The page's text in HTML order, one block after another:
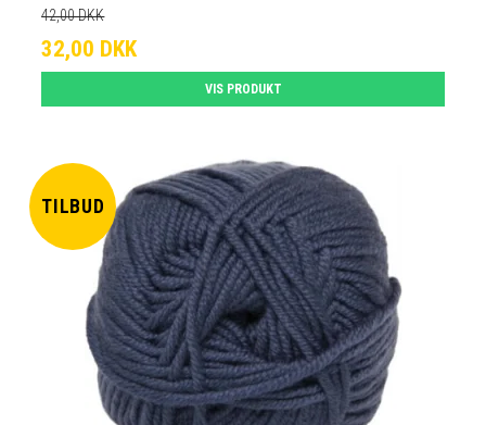
42,00 DKK
32,00 DKK
VIS PRODUKT
TILBUD